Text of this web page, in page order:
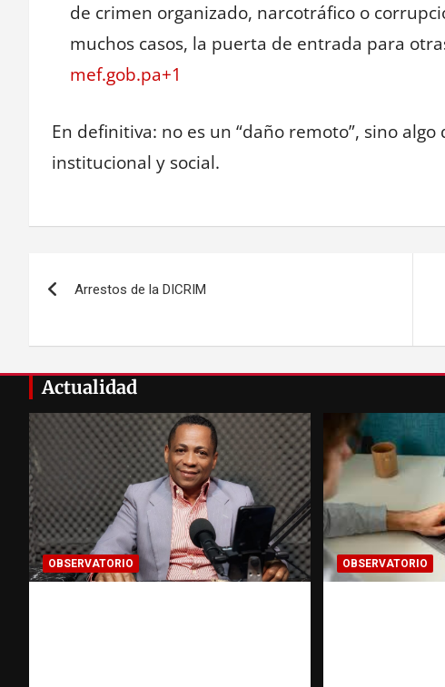
de crimen organizado, narcotráfico o
muchos casos, la puerta de entrada para
mef.gob.pa+1
En definitiva: no es un “daño remoto”, sino
institucional y social.
de
entradas
Arrestos de la DICRIM
Actualidad
OBSERVATORIO OBSERVATORIO